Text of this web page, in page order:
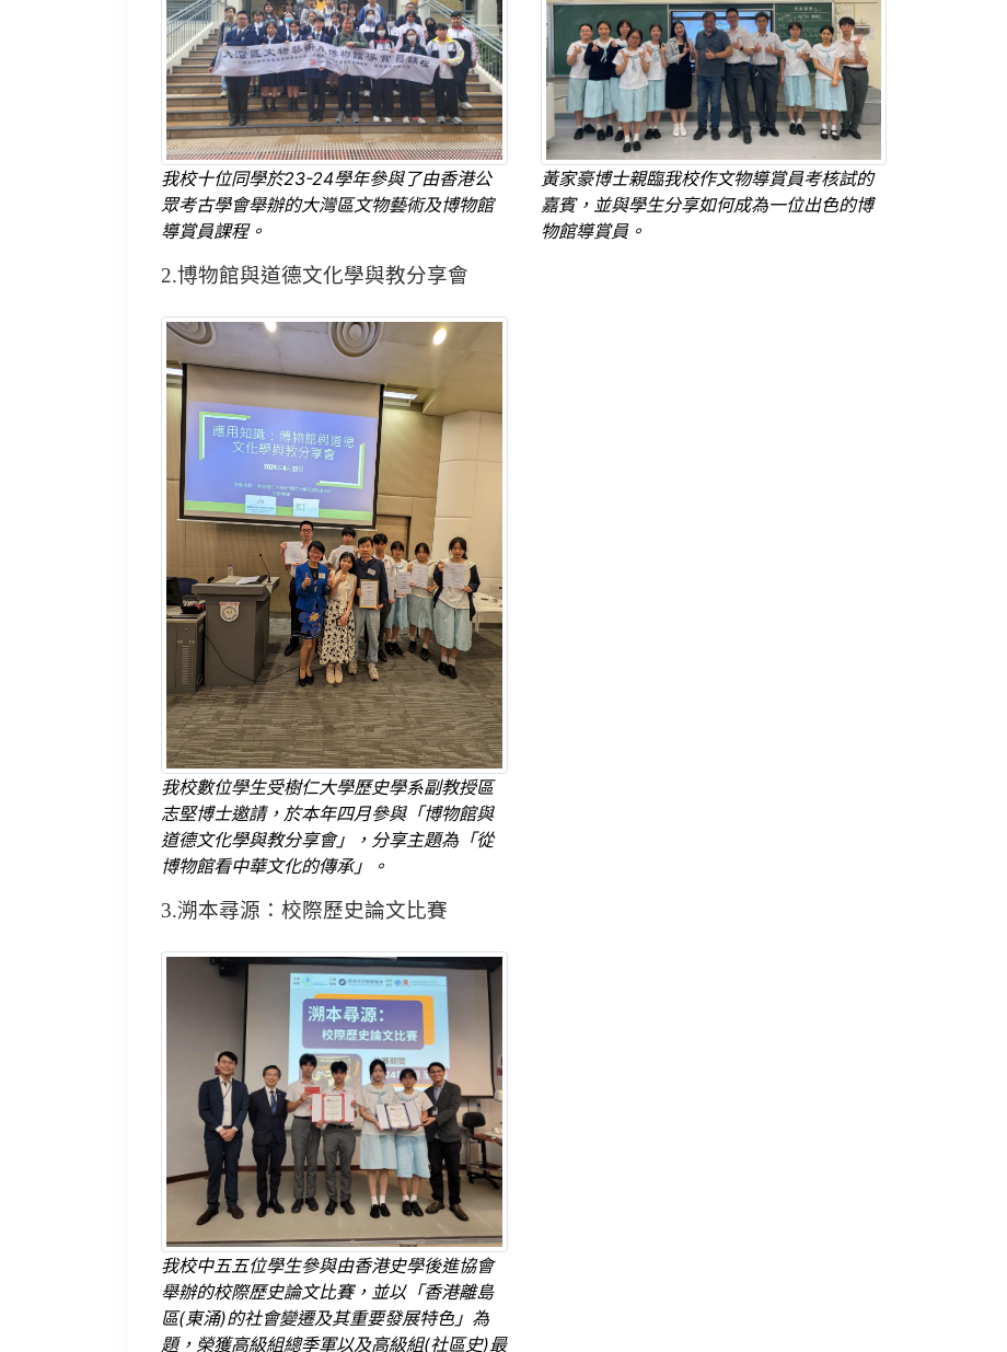
我校十位同學於23-24學年參與了由香港公
眾考古學會舉辦的大灣區文物藝術及博物館
導賞員課程。
黃家豪博士親臨我校作文物導賞員考核試的
嘉賓，並與學生分享如何成為一位出色的博
物館導賞員。
2.博物館與道德文化學與教分享會
我校數位學生受樹仁大學歷史學系副教授區
志堅博士邀請，於本年四月參與「博物館與
道德文化學與教分享會」，分享主題為「從
博物館看中華文化的傳承」。
3.溯本尋源：校際歷史論文比賽
我校中五五位學生參與由香港史學後進協會
舉辦的校際歷史論文比賽，並以「香港離島
區(東涌)的社會變遷及其重要發展特色」為
題，榮獲高級組總季軍以及高級組(社區史)最